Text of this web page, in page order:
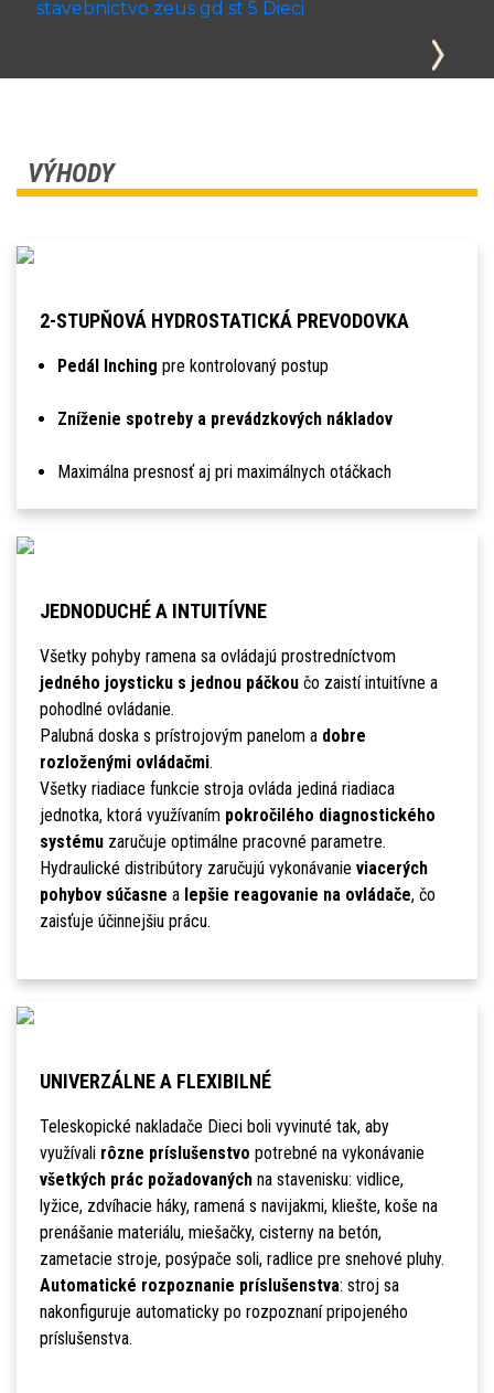
VÝHODY
2-STUPŇOVÁ HYDROSTATICKÁ PREVODOVKA
Pedál Inching pre kontrolovaný postup
Zníženie spotreby a prevádzkových nákladov
Maximálna presnosť aj pri maximálnych otáčkach
JEDNODUCHÉ A INTUITÍVNE
Všetky pohyby ramena sa ovládajú prostredníctvom
jedného joysticku s jednou páčkoučo zaistí intuitívne a
pohodlné ovládanie.
Palubná doska s prístrojovým panelom a dobre
rozloženými ovládačmi.
Všetky riadiace funkcie stroja ovláda jediná riadiaca
jednotka, ktorá využívaním pokročilého diagnostického
systémuzaručuje optimálne pracovné parametre.
Hydraulické distribútory zaručujú vykonávanie viacerých
pohybov súčasne a lepšie reagovanie na ovládače, čo
zaisťuje účinnejšiu prácu.
UNIVERZÁLNE A FLEXIBILNÉ
Teleskopické nakladače Dieci boli vyvinuté tak, aby
využívali rôzne príslušenstvo potrebné na vykonávanie
všetkých prác požadovanýchna stavenisku: vidlice,
lyžice, zdvíhacie háky, ramená s navijakmi, kliešte, koše na
prenášanie materiálu, miešačky, cisterny na betón,
zametacie stroje, posýpače soli, radlice pre snehové pluhy.
Automatické rozpoznanie príslušenstva: stroj sa
nakonfiguruje automaticky po rozpoznaní pripojeného
príslušenstva.